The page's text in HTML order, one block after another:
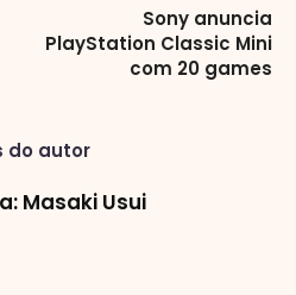
Sony anuncia
PlayStation Classic Mini
com 20 games
do autor
Masaki Usui